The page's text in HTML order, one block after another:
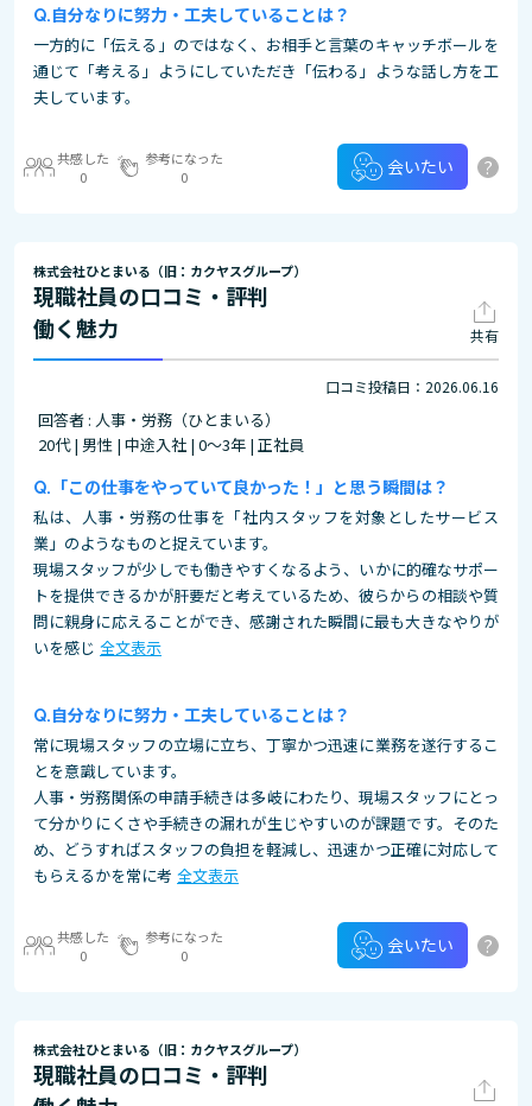
自分なりに努力・工夫していることは？
一方的に「伝える」のではなく、お相手と言葉のキャッチボールを
通じて「考える」ようにしていただき「伝わる」ような話し方を工
夫しています。
共感した
0
参考になった
0
会いたい ?
株式会社ひとまいる（旧：カクヤスグループ）
現職社員の口コミ・評判
働く魅力
共有
口コミ投稿日：2026.06.16
回答者 : 人事・労務（ひとまいる）
20代 | 男性 | 中途入社 | 0～3年 | 正社員
「この仕事をやっていて良かった！」と思う瞬間は？
私は、人事・労務の仕事を「社内スタッフを対象としたサービス
業」のようなものと捉えています。
現場スタッフが少しでも働きやすくなるよう、いかに的確なサポー
トを提供できるかが肝要だと考えているため、彼らからの相談や質
問に親身に応えることができ、感謝された瞬間に最も大きなやりが
いを感じ 全文表示
自分なりに努力・工夫していることは？
常に現場スタッフの立場に立ち、丁寧かつ迅速に業務を遂行するこ
とを意識しています。
人事・労務関係の申請手続きは多岐にわたり、現場スタッフにとっ
て分かりにくさや手続きの漏れが生じやすいのが課題です。そのた
め、どうすればスタッフの負担を軽減し、迅速かつ正確に対応して
もらえるかを常に考 全文表示
共感した
0
参考になった
0
会いたい ?
株式会社ひとまいる（旧：カクヤスグループ）
現職社員の口コミ・評判